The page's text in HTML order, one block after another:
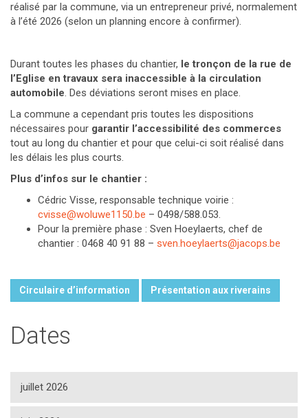
réalisé par la commune, via un entrepreneur privé, normalement
à l’été 2026 (selon un planning encore à confirmer).
Durant toutes les phases du chantier, le tronçon de la rue de
l’Eglise en travaux sera inaccessible à la circulation
automobile. Des déviations seront mises en place.
La commune a cependant pris toutes les dispositions
nécessaires pour garantir l’accessibilité des commerces
tout au long du chantier et pour que celui-ci soit réalisé dans
les délais les plus courts.
Plus d’infos sur le chantier :
Cédric Visse, responsable technique voirie :
cvisse@woluwe1150.be – 0498/588.053.
Pour la première phase : Sven Hoeylaerts, chef de
chantier : 0468 40 91 88 – sven.hoeylaerts@jacops.be
Circulaire d’information Présentation aux riverains
Dates
juillet 2026